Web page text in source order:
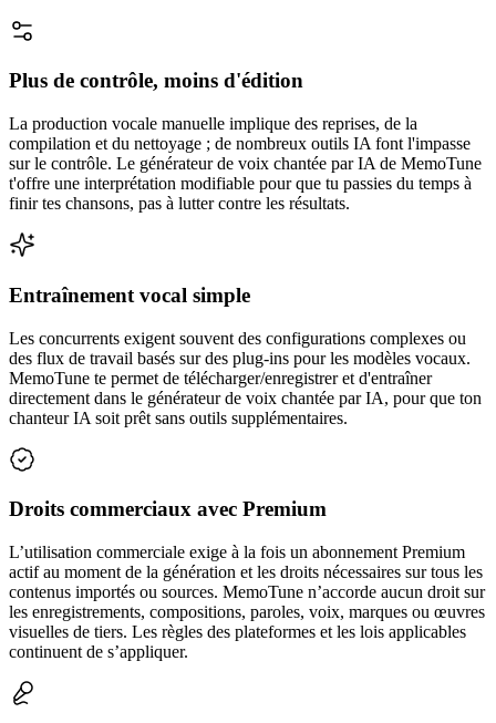
Plus de contrôle, moins d'édition
La production vocale manuelle implique des reprises, de la
compilation et du nettoyage ; de nombreux outils IA font l'impasse
sur le contrôle. Le générateur de voix chantée par IA de MemoTune
t'offre une interprétation modifiable pour que tu passies du temps à
finir tes chansons, pas à lutter contre les résultats.
Entraînement vocal simple
Les concurrents exigent souvent des configurations complexes ou
des flux de travail basés sur des plug-ins pour les modèles vocaux.
MemoTune te permet de télécharger/enregistrer et d'entraîner
directement dans le générateur de voix chantée par IA, pour que ton
chanteur IA soit prêt sans outils supplémentaires.
Droits commerciaux avec Premium
L’utilisation commerciale exige à la fois un abonnement Premium
actif au moment de la génération et les droits nécessaires sur tous les
contenus importés ou sources. MemoTune n’accorde aucun droit sur
les enregistrements, compositions, paroles, voix, marques ou œuvres
visuelles de tiers. Les règles des plateformes et les lois applicables
continuent de s’appliquer.